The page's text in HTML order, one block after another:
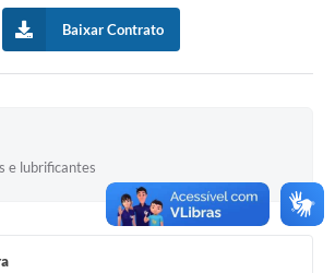
Baixar Contrato
e lubrificantes